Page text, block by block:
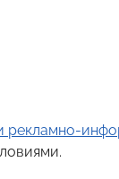
рекламно-